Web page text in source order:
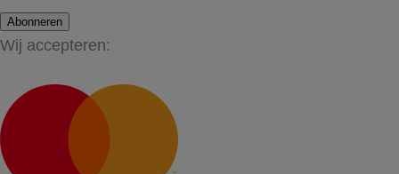
Abonneren
Wij accepteren: